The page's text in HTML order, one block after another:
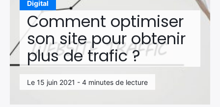
Digital
Comment optimiser
son site pour obtenir
plus de trafic ?
Le 15 juin 2021 - 4 minutes de lecture